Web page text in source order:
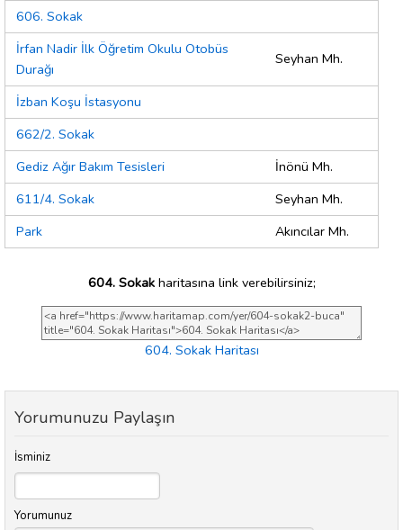
606. Sokak
İrfan Nadir İlk Öğretim Okulu Otobüs
Durağı
Seyhan Mh.
İzban Koşu İstasyonu
662/2. Sokak
Gediz Ağır Bakım Tesisleri
İnönü Mh.
611/4. Sokak
Seyhan Mh.
Park
Akıncılar Mh.
604. Sokakharitasına link verebilirsiniz;
604. Sokak Haritası
Yorumunuzu Paylaşın
İsminiz
Yorumunuz